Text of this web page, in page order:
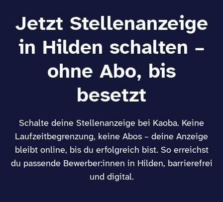
Jetzt Stellenanzeige
in Hilden schalten –
ohne Abo, bis
besetzt
Schalte deine Stellenanzeige bei Kaoba. Keine
Laufzeitbegrenzung, keine Abos – deine Anzeige
bleibt online, bis du erfolgreich bist. So erreichst
du passende Bewerber:innen in Hilden, barrierefrei
und digital.